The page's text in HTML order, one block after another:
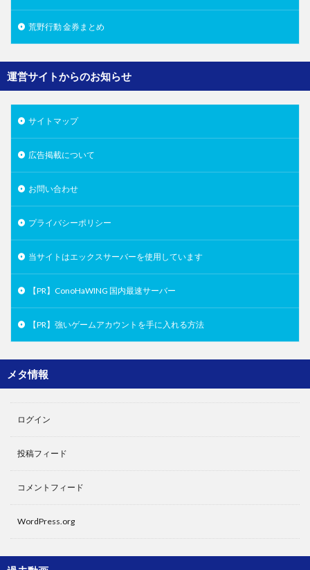
荒野行動 金券まとめ
運営サイトからのお知らせ
サイトマップ
広告掲載について
お問い合わせ
プライバシーポリシー
当サイトはエックスサーバーを使用しています
【PR】ConoHaWING 国内最速サーバー
【PR】強いゲームアカウントを手に入れる方法
メタ情報
ログイン
投稿フィード
コメントフィード
WordPress.org